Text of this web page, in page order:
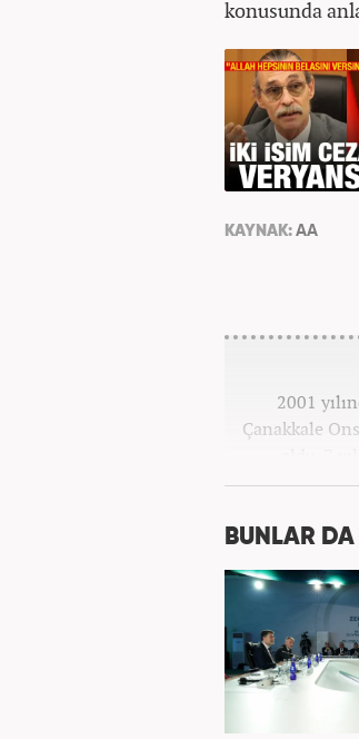
konusunda
KAYNAK: AA
2001
Çanakkale
oldu. 7
bulundu.
BUNLAR